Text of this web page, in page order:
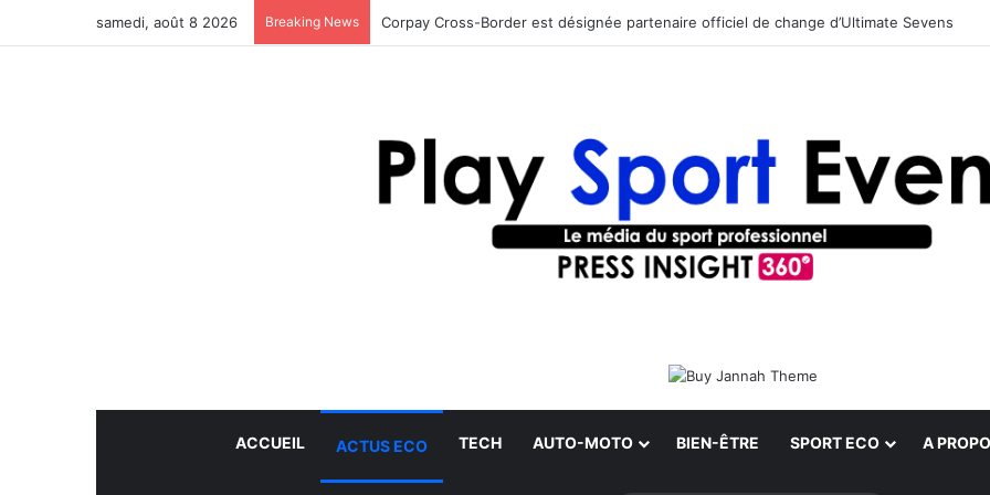
samedi, août 8 2026 Breaking News Corpay Cross-Border est désignée partenaire officiel de change d’Ultimate Sevens
ACCUEIL ACTUS ECO TECH AUTO-MOTO BIEN-ÊTRE SPORT ECO A